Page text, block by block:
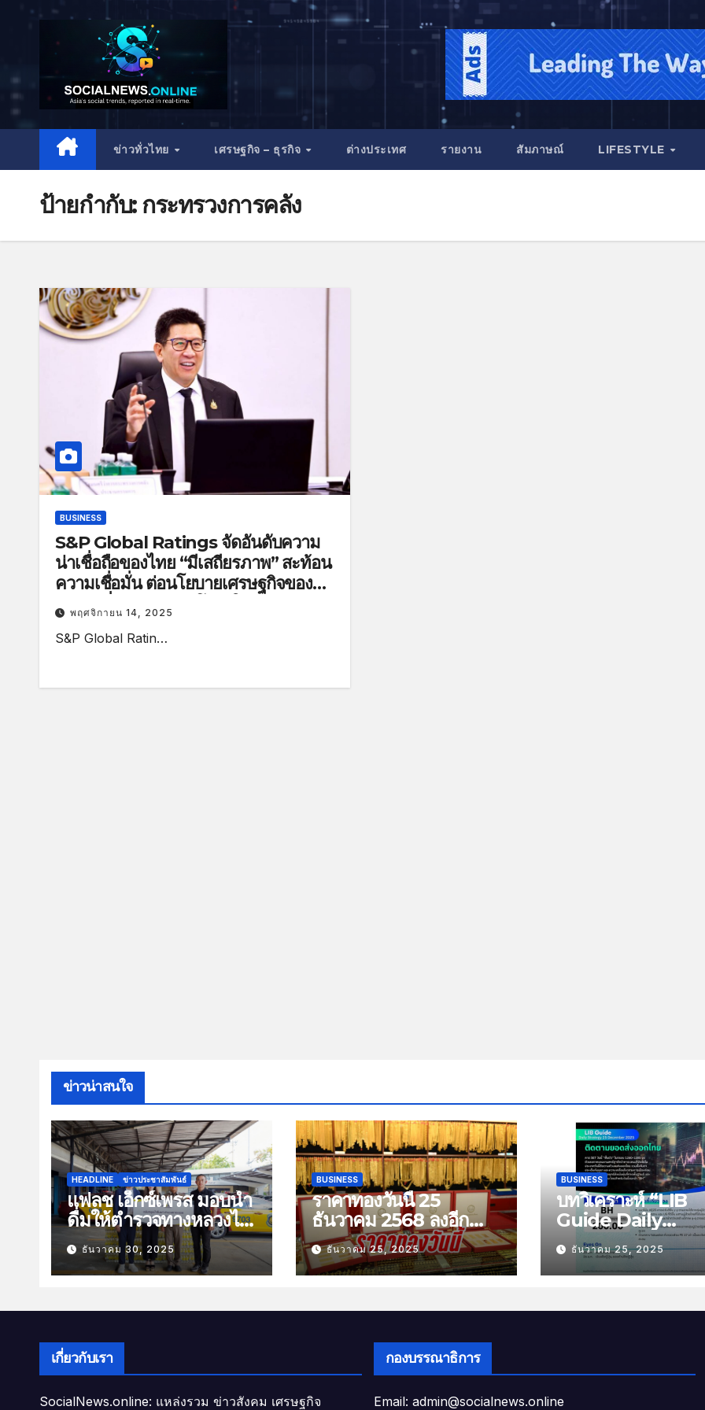
ข่าวทั่วไทย เศรษฐกิจ – ธุรกิจ ต่างประเทศ รายงาน สัมภาษณ์ LIFESTYLE
ป้ายกำกับ:กระทรวงการคลัง
BUSINESS
S&P Global Ratings จัดอันดับความ
น่าเชื่อถือของไทย “มีเสถียรภาพ” สะท้อน
ความเชื่อมั่น ต่อนโยบายเศรษฐกิจของ
รัฐบาลที่มุ่งเน้นความโปร่งใส รักษาวินัย
ทางการคลังอย่างเคร่งครัด
พฤศจิกายน 14, 2025
S&P Global Ratin…
ข่าวน่าสนใจ
HEADLINE ข่าวประชาสัมพันธ์
แฟลช เอ็กซ์เพรส มอบน้ำ
ดื่มให้ตำรวจทางหลวงไว้
บริการประชาชนช่วง
เทศกาลปีใหม่
ธันวาคม 30, 2025
BUSINESS
ราคาทองวันนี้ 25
ธันวาคม 2568 ลงอีก
100 บาท
ธันวาคม 25, 2025
BUSINESS
บทวิเคราะห์ “LIB
Guide Daily
Strategy” ประจำ
พฤหัสที่ 25 ธันวาค
2568 หัวข้อ “ติดต
ธันวาคม 25, 2025
เกี่ยวกับเรา
SocialNews.online: แหล่งรวม ข่าวสังคม เศรษฐกิจ
กองบรรณาธิการ
Email: admin@socialnews.online